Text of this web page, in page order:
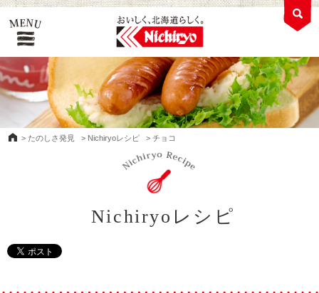
> たのしさ発見 > Nichiryoレシピ > チョコ
Nichiryoレシピ